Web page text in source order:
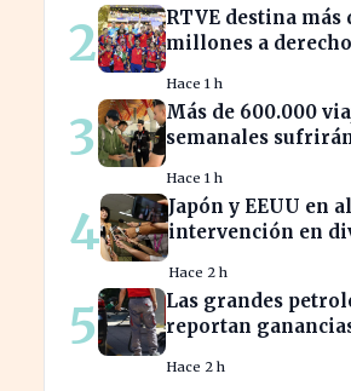
2
RTVE destina más
millones a
programación
Hace 1 h
3
Más de 600.000
semanales
Italia
Hace 1 h
4
Japón y EEUU en
intervención en
Hace 2 h
5
Las grandes
reportan
Irán
Hace 2 h